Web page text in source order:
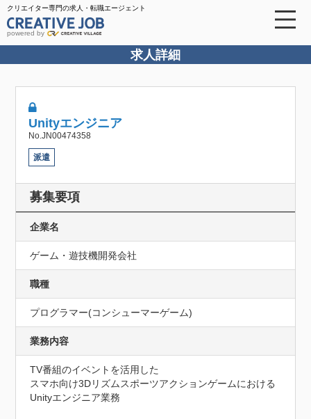
クリエイター専門の求人・転職エージェント
powered by
求人詳細
Unityエンジニア
No.JN00474358
派遣
募集要項
企業名
ゲーム・遊技機開発会社
職種
プログラマー(コンシューマーゲーム)
業務内容
TV番組のイベントを活用した
スマホ向け3Dリズムスポーツアクションゲームにおける
Unityエンジニア業務